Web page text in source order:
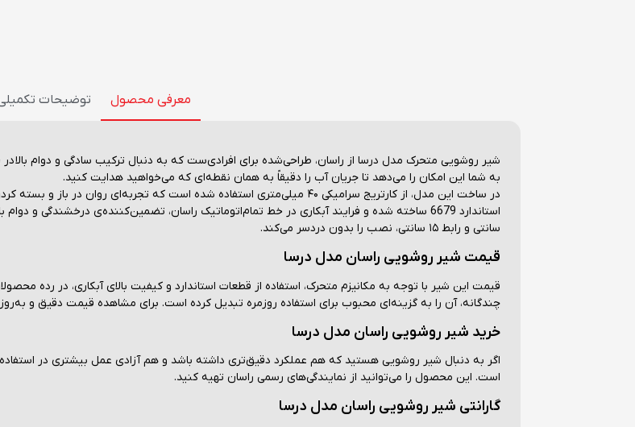
معرفی محصول توضیحات
شیر روشویی متحرک مدل درسا از راسان، طراحی‌شده برای افرادی‌ست که به دنبال ترکیب سادگی و دوام
به شما این امکان را می‌دهد تا جریان آب را دقیقاً به همان نقطه‌ای که می‌خواهید هدایت کنید.
در ساخت این مدل، از کارتریج سرامیکی ۴۰ میلی‌متری استفاده شده است که تجربه‌ای
سانتی و رابط ۱۵ سانتی، نصب را بدون دردسر می‌کند.
قیمت شیر روشویی راسان مدل درسا
قیمت این شیر با توجه به مکانیزم متحرک، استفاده از قطعات استاندارد و کیفیت بالای آبکاری، در رده
چندگانه، آن را به گزینه‌ای محبوب برای استفاده روزمره تبدیل کرده است. برای مشاهده قیمت دقیق و به‌روز،
خرید شیر روشویی راسان مدل درسا
اگر به دنبال شیر روشویی هستید که هم عملکرد دقیق‌تری داشته باشد و هم آزادی عمل بیشتری در
است. این محصول را می‌توانید از نمایندگی‌های رسمی راسان تهیه کنید.
گارانتی شیر روشویی راسان مدل درسا